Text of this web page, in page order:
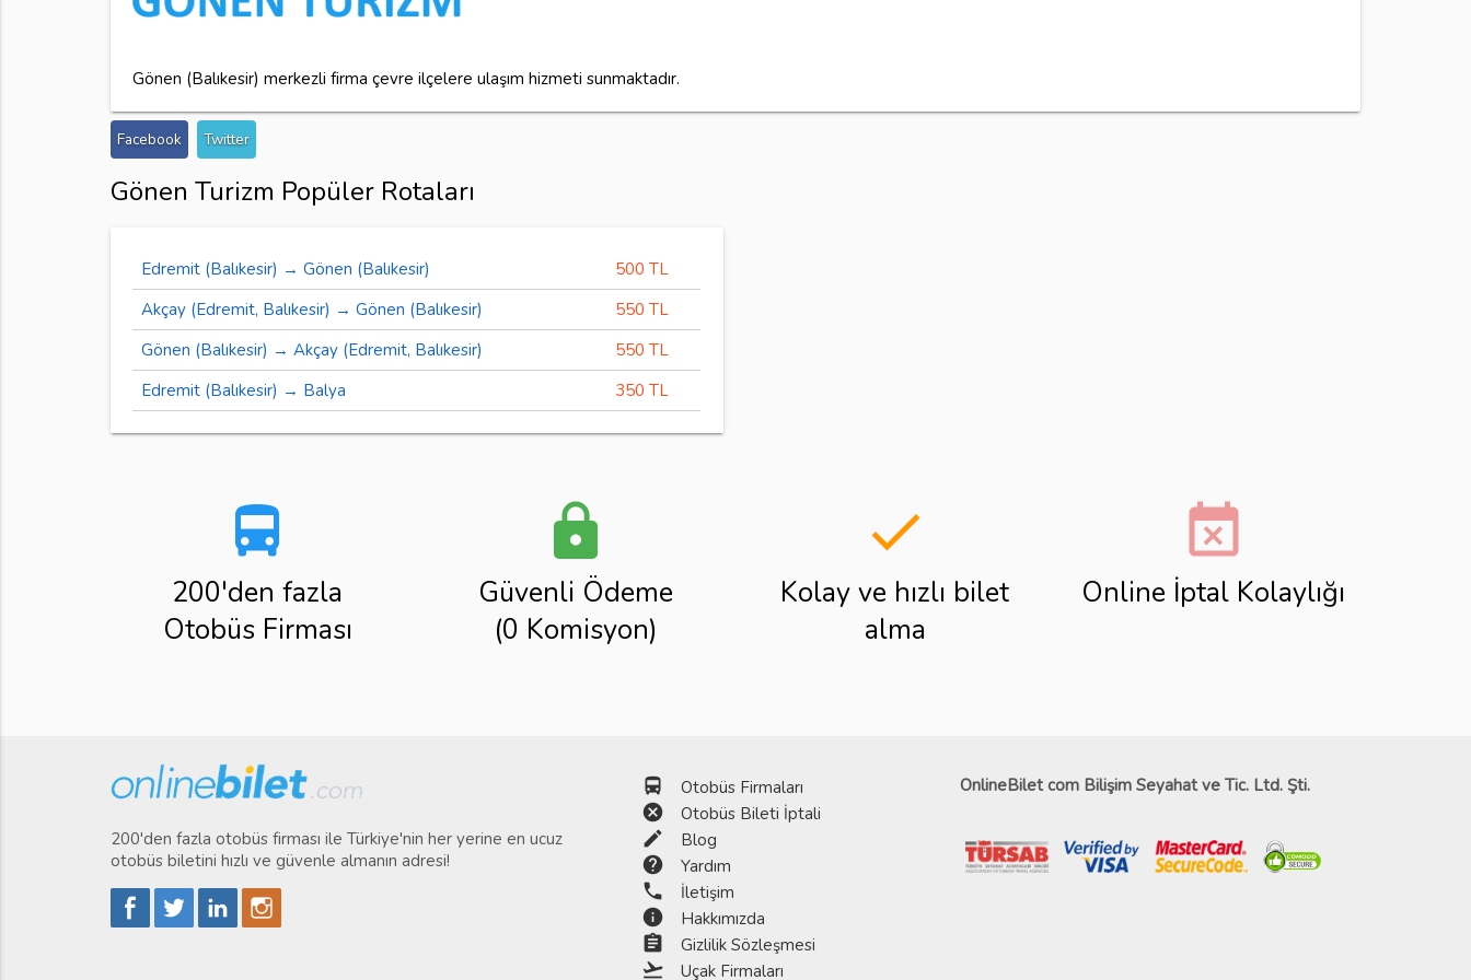
Gönen (Balıkesir) merkezli firma çevre ilçelere ulaşım hizmeti sunmaktadır.
Facebook Twitter
Gönen Turizm Popüler Rotaları
Edremit (Balıkesir) → Gönen (Balıkesir)
500 TL
Akçay (Edremit, Balıkesir) → Gönen (Balıkesir)
550 TL
Gönen (Balıkesir) → Akçay (Edremit, Balıkesir)
550 TL
Edremit (Balıkesir) → Balya
350 TL
directions_bus
200'den fazla
Otobüs Firması
lock
Güvenli Ödeme
(0 Komisyon)
done
Kolay ve hızlı bilet
alma
event_busy
Online İptal Kolaylığı
200'den fazla otobüs firması ile Türkiye'nin her yerine en ucuz
otobüs biletini hızlı ve güvenle almanın adresi!
directions_bus Otobüs Firmaları
cancel Otobüs Bileti İptali
edit Blog
help Yardım
phone İletişim
info Hakkımızda
assignment Gizlilik Sözleşmesi
flight_takeoff Uçak Firmaları
OnlineBilet com Bilişim Seyahat ve Tic. Ltd. Şti.